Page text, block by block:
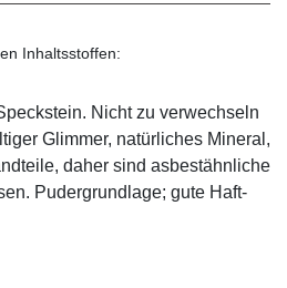
Inhaltsstoffen:
Nicht zu verwechseln
Glimmer, natürliches Mineral,
daher sind asbestähnliche
Pudergrundlage; gute Haft-